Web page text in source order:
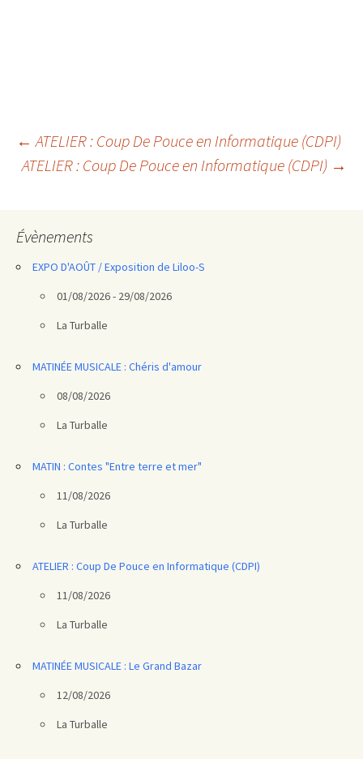
Navigation
des
← ATELIER : Coup De Pouce en Informatique (CDPI)
ATELIER : Coup De Pouce en Informatique (CDPI) →
Évènements
EXPO D'AOÛT / Exposition de Liloo-S
01/08/2026 - 29/08/2026
La Turballe
MATINÉE MUSICALE : Chéris d'amour
08/08/2026
La Turballe
MATIN : Contes "Entre terre et mer"
11/08/2026
La Turballe
ATELIER : Coup De Pouce en Informatique (CDPI)
11/08/2026
La Turballe
MATINÉE MUSICALE : Le Grand Bazar
12/08/2026
La Turballe